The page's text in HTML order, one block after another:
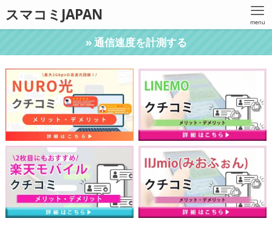
スマコミJAPAN menu
» 通信速度を計測する